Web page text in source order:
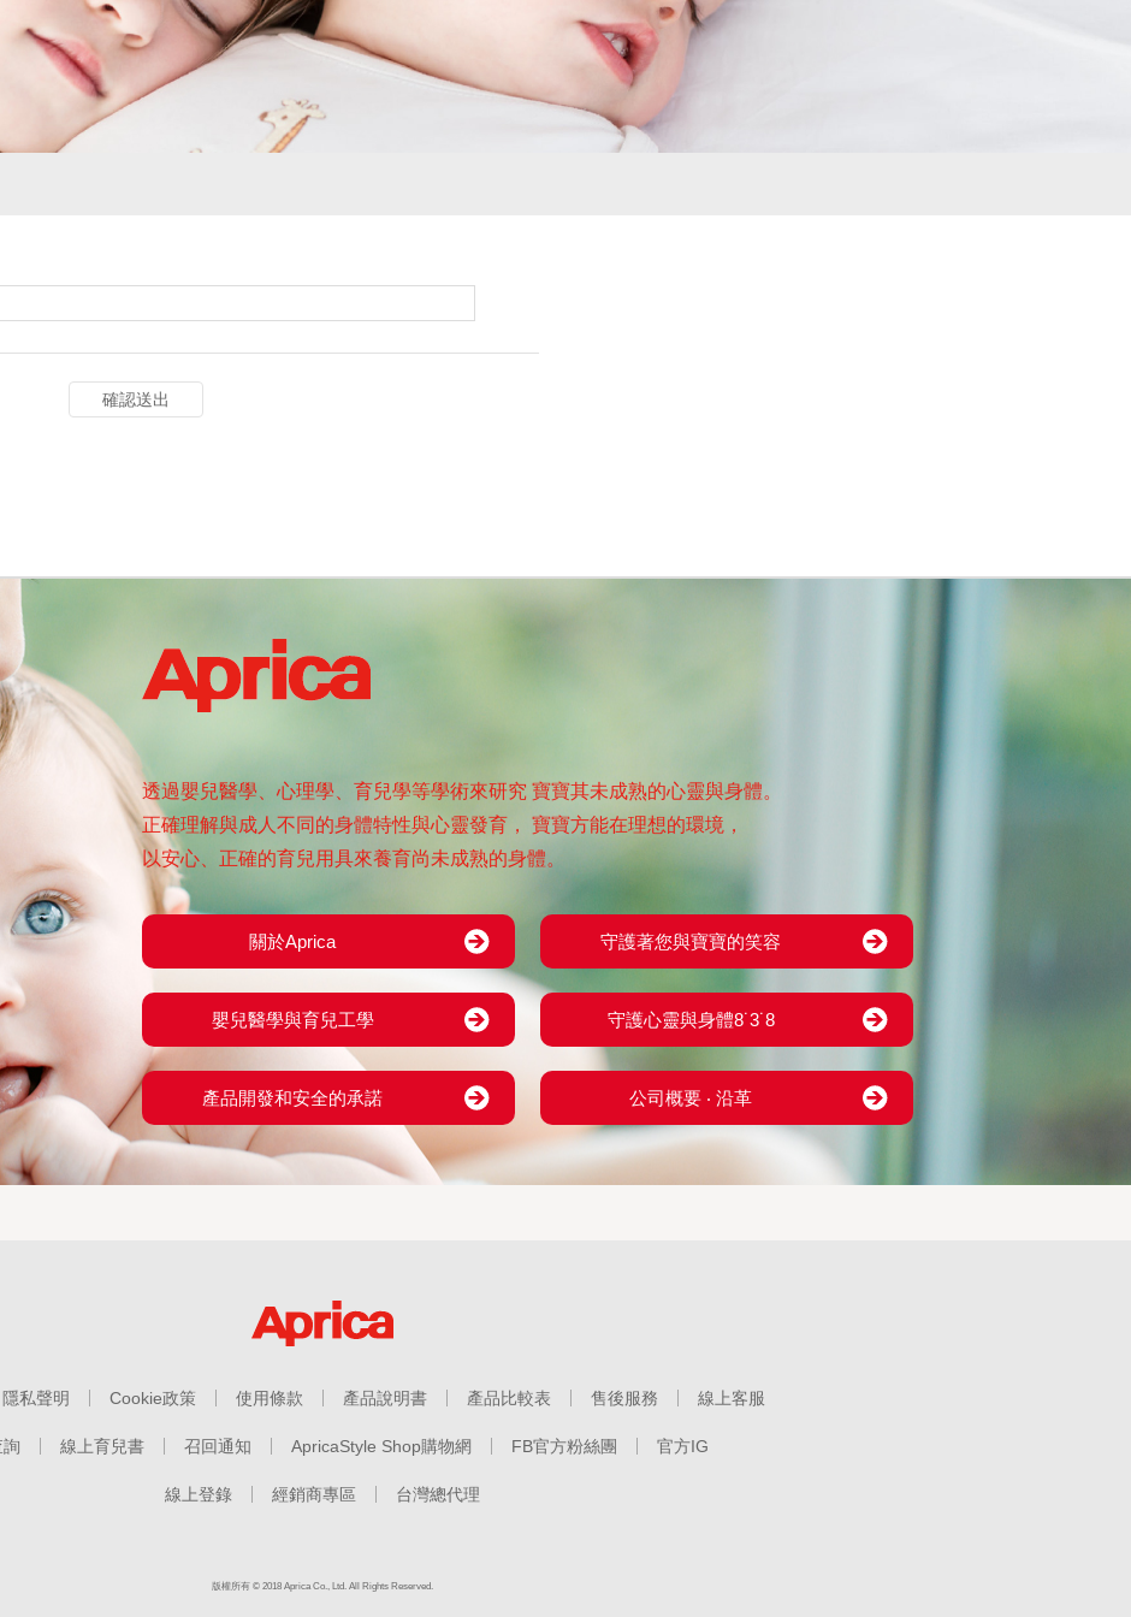
透過嬰兒醫學、心理學、育兒學等學術來研究 寶寶其未成熟的心靈與身體。
正確理解與成人不同的身體特性與心靈發育，
寶寶方能在理想的環境，
以安心、正確的育兒用具來養育尚未成熟的身體。
關於Aprica 守護著您與寶寶的笑容
嬰兒醫學與育兒工學 守護心靈與身體8˙3˙8
產品開發和安全的承諾 公司概要 ‧ 沿革
隱私聲明 Cookie政策 使用條款 產品說明書 產品比較表 售後服務 線上客服
線上育兒書 召回通知 ApricaStyle Shop購物網 FB官方粉絲團 官方IG
線上登錄 經銷商專區 台灣總代理
版權所有 © 2018 Aprica Co., Ltd. All Rights Reserved.